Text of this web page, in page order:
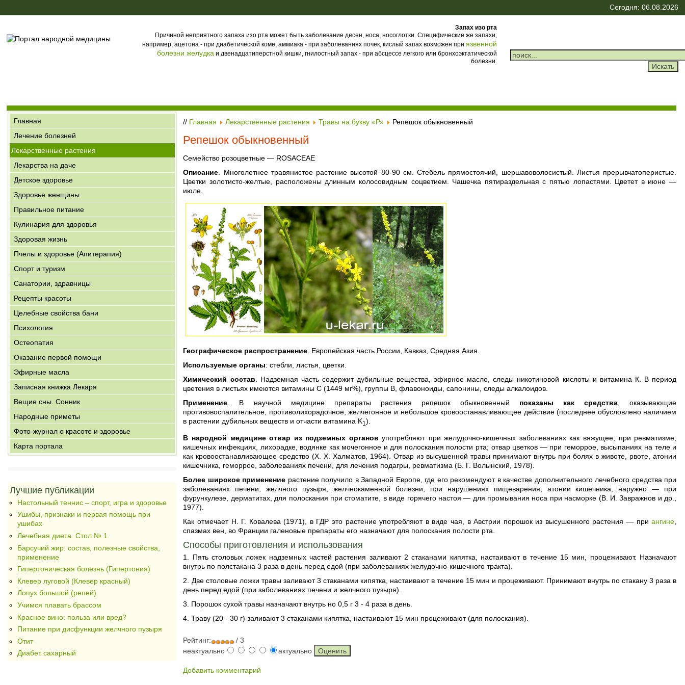
Сегодня: 06.08.2026
Запах изо рта
Причиной неприятного запаха изо рта может быть заболевание десен, носа, носоглотки. Специфические же запахи,
например, ацетона - при диабетической коме, аммиака - при заболеваниях почек, кислый запах возможен при язвенной
болезни желудкаи двенадцатиперстной кишки, гнилостный запах - при абсцессе легкого или бронхоэктатической
болезни.
Главная
Лечение болезней
Лекарственные растения
Лекарства на даче
Детское здоровье
Здоровье женщины
Правильное питание
Кулинария для здоровья
Здоровая жизнь
Пчелы и здоровье (Апитерапия)
Спорт и туризм
Санатории, здравницы
Рецепты красоты
Целебные свойства бани
Психология
Остеопатия
Оказание первой помощи
Эфирные масла
Записная книжка Лекаря
Вещие сны. Сонник
Народные приметы
Фото-журнал о красоте и здоровье
Карта портала
Лучшие публикации
Настольный теннис – спорт, игра и здоровье
Ушибы, признаки и первая помощь при
ушибах
Лечебная диета. Стол № 1
Барсучий жир: состав, полезные свойства,
применение
Гипертоническая болезнь (Гипертония)
Клевер луговой (Клевер красный)
Лопух большой (репей)
Учимся плавать брассом
Красное вино: польза или вред?
Питание при дисфункции желчного пузыря
Отит
Диабет сахарный
// Главная Лекарственные растения Травы на букву «Р» Репешок обыкновенный
Репешок обыкновенный
Семейство розоцветные — ROSACEAE
Описание . Многолетнее травянистое растение высотой 80-90 см. Стебель прямостоячий, шершавоволосистый. Листья прерывчатоперистые.
Цветки золотисто-желтые, расположены длинным колосовидным соцветием. Чашечка пятираздельная с пятью лопастями. Цветет в июне —
июле.
Географическое распространение . Европейская часть России, Кавказ, Средняя Азия.
Используемые органы: стебли, листья, цветки.
Химический состав . Надземная часть содержит дубильные вещества, эфирное масло, следы никотиновой кислоты и витамина К. В период
цветения в листьях имеются витамины С (1449 мг%), группы В, флавоноиды, сапонины, следы алкалоидов.
Применение . В научной медицине препараты растения репешок обыкновенный показаны как средства , оказывающие
противовоспалительное, противолихорадочное, желчегонное и небольшое кровоостанавливающее действие (последнее обусловлено наличием
в растении дубильных веществ и отчасти витамина K1).
В народной медицине отвар из подземных органов употребляют при желудочно-кишечных заболеваниях как вяжущее, при ревматизме,
кишечных инфекциях, лихорадке, водянке как мочегонное и для полоскания полости рта; отвар цветков — при геморрое, высыпаниях на теле и
как кровоостанавливающее средство (X. X. Халматов, 1964). Отвар из высушенной травы принимают внутрь при болях в животе, рвоте, атонии
кишечника, геморрое, заболеваниях печени, для лечения подагры, ревматизма (Б. Г. Волынский, 1978).
Более широкое применение растение получило в Западной Европе, где его рекомендуют в качестве дополнительного лечебного средства при
заболеваниях печени, желчного пузыря, желчнокаменной болезни, при нарушениях пищеварения, атонии кишечника, наружно — при
фурункулезе, дерматитах, для полоскания при стоматите, в виде горячего настоя — для промывания носа при насморке (В. И. Завражнов и др.,
1977).
Как отмечает Н. Г. Ковалева (1971), в ГДР это растение употребляют в виде чая, в Австрии порошок из высушенного растения — приангине
спазмах вен, во Франции галеновые препараты его назначают для полоскания полости рта.
Способы приготовления и использования
1. Пять столовых ложек надземных частей растения заливают 2 стаканами кипятка, настаивают в течение 15 мин, процеживают. Назначают
внутрь по полстакана 3 раза в день перед едой (при заболеваниях желудочно-кишечного тракта).
2. Две столовые ложки травы заливают 3 стаканами кипятка, настаивают в течение 15 мин и процеживают. Принимают внутрь по стакану 3 раза в
день перед едой (при заболеваниях печени и желчного пузыря).
3. Порошок сухой травы назначают внутрь но 0,5 г 3 - 4 раза в день.
4. Траву (20 - 30 г) заливают 3 стаканами кипятка, настаивают 15 мин процеживают (для полоскания).
Рейтинг:
/ 3
неактуально
актуально
Добавить комментарий